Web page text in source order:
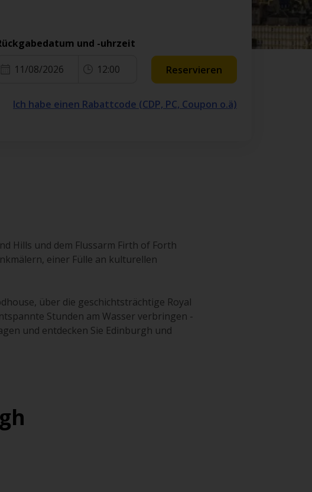
und -uhrzeit
11/08/2026 12:00 Reservieren
Ich habe einen Rabattcode (CDP, PC, Coupon o.ä)
Hills und dem Flussarm Firth of Forth
einer Fülle an kulturellen
über die geschichtsträchtige Royal
Stunden am Wasser verbringen -
und entdecken Sie Edinburgh und